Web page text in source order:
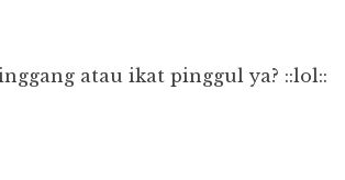
atau ikat pinggul ya? ::lol::